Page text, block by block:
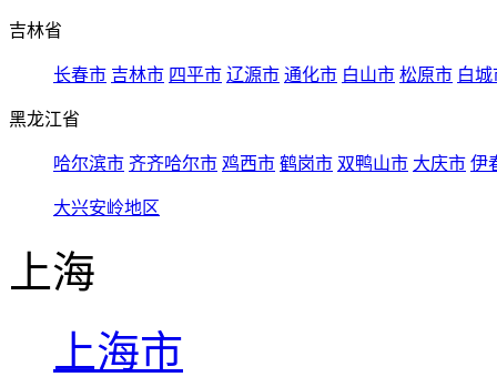
吉林省
长春市 吉林市 四平市 辽源市 通化市 白山市 松原市 白城
黑龙江省
哈尔滨市 齐齐哈尔市 鸡西市 鹤岗市 双鸭山市 大庆市 伊
大兴安岭地区
上海
上海市